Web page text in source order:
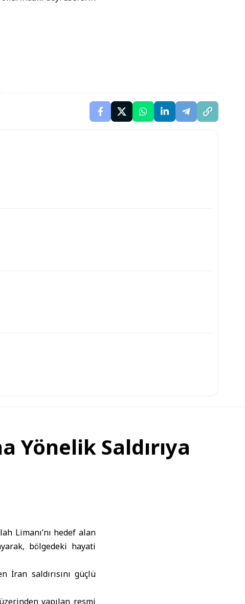
Yönelik Saldırıya
Limanı’nı hedef alan
bölgedeki hayati
İran saldırısını güçlü
yapılan resmi